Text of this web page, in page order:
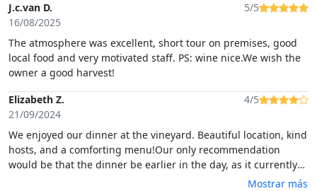
J.c.van D.
16/08/2025
5/5
The atmosphere was excellent, short tour on premises, good
local food and very motivated staff. PS: wine nice.We wish the
owner a good harvest!
Elizabeth Z.
21/09/2024
4/5
We enjoyed our dinner at the vineyard. Beautiful location, kind
hosts, and a comforting menu!Our only recommendation
would be that the dinner be earlier in the day, as it currently
happens in the dark (where you cannot see the beautifulMostrar más